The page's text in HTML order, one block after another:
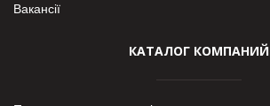
Вакансії
КАТАЛОГ КОМПАНИЙ